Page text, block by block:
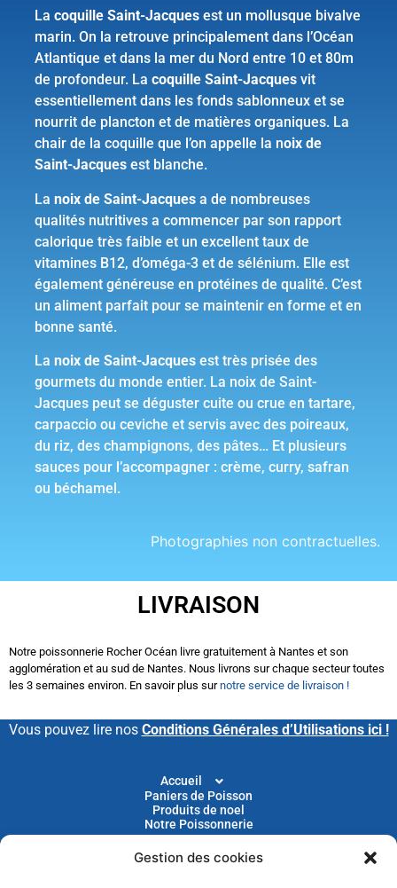
Gestion des cookies
Lacoquille Saint-Jacques est un mollusque bivalve
marin. On la retrouve principalement dans l’Océan
Atlantique et dans la mer du Nord entre 10 et 80m
de profondeur. Lacoquille Saint-Jacques vit
essentiellement dans les fonds sablonneux et se
nourrit de plancton et de matières organiques. La
chair de la coquille que l’on appelle la noix de
Saint-Jacques est blanche.
La noix de Saint-Jacquesa de nombreuses
qualités nutritives a commencer par son rapport
calorique très faible et un excellent taux de
vitamines B12, d’oméga-3 et de sélénium. Elle est
également généreuse en protéines de qualité. C’est
un aliment parfait pour se maintenir en forme et en
bonne santé.
Lanoix de Saint-Jacques est très prisée des
gourmets du monde entier. La noix de Saint-
Jacques peut se déguster cuite ou crue en tartare,
carpaccio ou ceviche et servis avec des poireaux,
du riz, des champignons, des pâtes… Et plusieurs
sauces pour l’accompagner : crème, curry, safran
ou béchamel.
Photographies non contractuelles.
LIVRAISON
Notre poissonnerie Rocher Océan livre gratuitement à Nantes et son
agglomération et au sud de Nantes. Nous livrons sur chaque secteur toutes
les 3 semaines environ. En savoir plus surnotre service de livraison !
Vous pouvez lire nos Conditions Générales d’Utilisations ici !
Accueil
Paniers de Poisson
Produits de noel
Notre Poissonnerie
Livraison